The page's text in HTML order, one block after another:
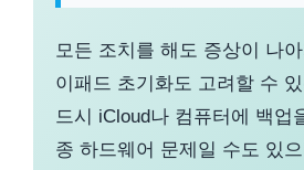
모든 조치를 해도 증상이 나
이패드 초기화도 고려할 수
드시 iCloud나 컴퓨터에 백업
종 하드웨어 문제일 수도 있